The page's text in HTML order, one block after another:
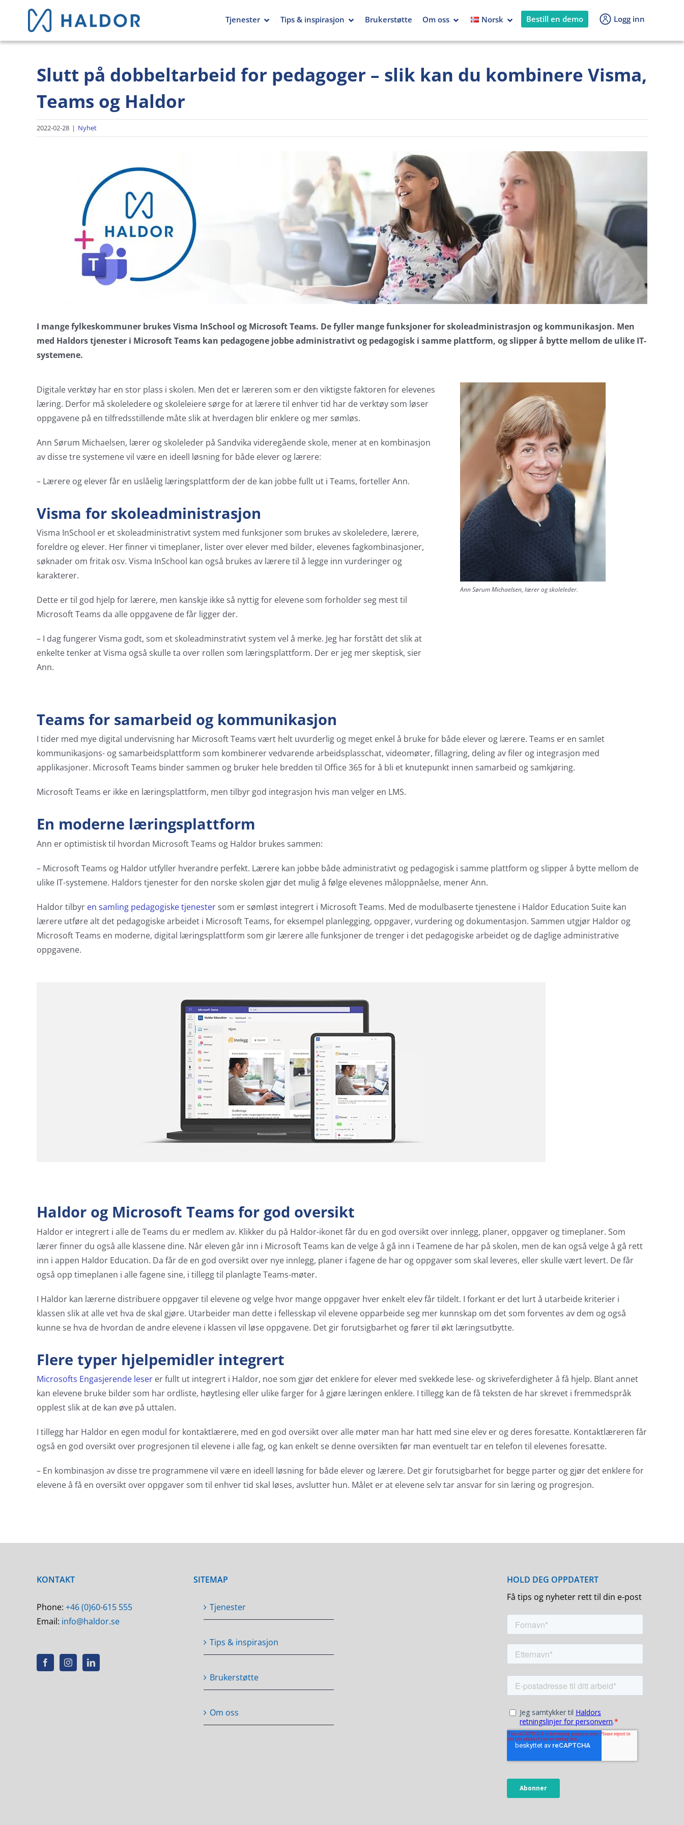
content
Tjenester Tips & inspirasjon Brukerstøtte Om oss Norsk Bestill en demo Logg inn
Slutt på dobbeltarbeid for pedagoger – slik kan du kombinere Visma,
Teams og Haldor
2022-02-28 | Nyhet
I mange fylkeskommuner brukes Visma InSchool og Microsoft Teams. De fyller mange funksjoner for skoleadministrasjon og kommunikasjon. Men
med Haldors tjenester i Microsoft Teams kan pedagogene jobbe administrativt og pedagogisk i samme plattform, og slipper å bytte mellom de ulike IT-
systemene.
Digitale verktøy har en stor plass i skolen. Men det er læreren som er den viktigste faktoren for elevenes
læring. Derfor må skoleledere og skoleleiere sørge for at lærere til enhver tid har de verktøy som løser
oppgavene på en tilfredsstillende måte slik at hverdagen blir enklere og mer sømløs.
Ann Sørum Michaelsen, lærer og skoleleder på Sandvika videregående skole, mener at en kombinasjon
av disse tre systemene vil være en ideell løsning for både elever og lærere:
– Lærere og elever får en uslåelig læringsplattform der de kan jobbe fullt ut i Teams, forteller Ann.
Visma for skoleadministrasjon
Visma InSchool er et skoleadministrativt system med funksjoner som brukes av skoleledere, lærere,
foreldre og elever. Her finner vi timeplaner, lister over elever med bilder, elevenes fagkombinasjoner,
søknader om fritak osv. Visma InSchool kan også brukes av lærere til å legge inn vurderinger og
karakterer.
Dette er til god hjelp for lærere, men kanskje ikke så nyttig for elevene som forholder seg mest til
Microsoft Teams da alle oppgavene de får ligger der.
– I dag fungerer Visma godt, som et skoleadminstrativt system vel å merke. Jeg har forstått det slik at
enkelte tenker at Visma også skulle ta over rollen som læringsplattform. Der er jeg mer skeptisk, sier
Ann.
Ann Sørum Michaelsen, lærer og skoleleder.
Teams for samarbeid og kommunikasjon
I tider med mye digital undervisning har Microsoft Teams vært helt uvurderlig og meget enkel å bruke for både elever og lærere. Teams er en samlet
kommunikasjons- og samarbeidsplattform som kombinerer vedvarende arbeidsplasschat, videomøter, fillagring, deling av filer og integrasjon med
applikasjoner. Microsoft Teams binder sammen og bruker hele bredden til Office 365 for å bli et knutepunkt innen samarbeid og samkjøring.
Microsoft Teams er ikke en læringsplattform, men tilbyr god integrasjon hvis man velger en LMS.
En moderne læringsplattform
Ann er optimistisk til hvordan Microsoft Teams og Haldor brukes sammen:
– Microsoft Teams og Haldor utfyller hverandre perfekt. Lærere kan jobbe både administrativt og pedagogisk i samme plattform og slipper å bytte mellom de
ulike IT-systemene. Haldors tjenester for den norske skolen gjør det mulig å følge elevenes måloppnåelse, mener Ann.
Haldor tilbyr en samling pedagogiske tjenestersom er sømløst integrert i Microsoft Teams. Med de modulbaserte tjenestene i Haldor Education Suite kan
lærere utføre alt det pedagogiske arbeidet i Microsoft Teams, for eksempel planlegging, oppgaver, vurdering og dokumentasjon. Sammen utgjør Haldor og
Microsoft Teams en moderne, digital læringsplattform som gir lærere alle funksjoner de trenger i det pedagogiske arbeidet og de daglige administrative
oppgavene.
Haldor og Microsoft Teams for god oversikt
Haldor er integrert i alle de Teams du er medlem av. Klikker du på Haldor-ikonet får du en god oversikt over innlegg, planer, oppgaver og timeplaner. Som
lærer finner du også alle klassene dine. Når eleven går inn i Microsoft Teams kan de velge å gå inn i Teamene de har på skolen, men de kan også velge å gå rett
inn i appen Haldor Education. Da får de en god oversikt over nye innlegg, planer i fagene de har og oppgaver som skal leveres, eller skulle vært levert. De får
også opp timeplanen i alle fagene sine, i tillegg til planlagte Teams-møter.
I Haldor kan lærerne distribuere oppgaver til elevene og velge hvor mange oppgaver hver enkelt elev får tildelt. I forkant er det lurt å utarbeide kriterier i
klassen slik at alle vet hva de skal gjøre. Utarbeider man dette i fellesskap vil elevene opparbeide seg mer kunnskap om det som forventes av dem og også
kunne se hva de hvordan de andre elevene i klassen vil løse oppgavene. Det gir forutsigbarhet og fører til økt læringsutbytte.
Flere typer hjelpemidler integrert
Microsofts Engasjerende leserer fullt ut integrert i Haldor, noe som gjør det enklere for elever med svekkede lese- og skriveferdigheter å få hjelp. Blant annet
kan elevene bruke bilder som har ordliste, høytlesing eller ulike farger for å gjøre læringen enklere. I tillegg kan de få teksten de har skrevet i fremmedspråk
opplest slik at de kan øve på uttalen.
I tillegg har Haldor en egen modul for kontaktlærere, med en god oversikt over alle møter man har hatt med sine elev er og deres foresatte. Kontaktlæreren får
også en god oversikt over progresjonen til elevene i alle fag, og kan enkelt se denne oversikten før man eventuelt tar en telefon til elevenes foresatte.
– En kombinasjon av disse tre programmene vil være en ideell løsning for både elever og lærere. Det gir forutsigbarhet for begge parter og gjør det enklere for
elevene å få en oversikt over oppgaver som til enhver tid skal løses, avslutter hun. Målet er at elevene selv tar ansvar for sin læring og progresjon.
KONTAKT
Phone: +46 (0)60-615 555
Email: info@haldor.se
SITEMAP
Tjenester
Tips & inspirasjon
Brukerstøtte
Om oss
Få tips og nyheter rett til din e-post